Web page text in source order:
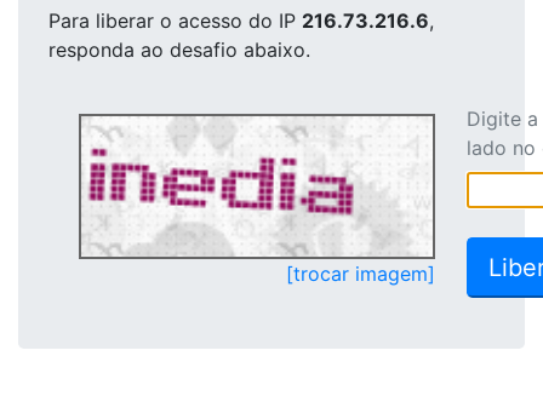
Para liberar o acesso do IP 216.73.216.6,
responda ao desafio abaixo.
[trocar imagem]
Digite
lado no